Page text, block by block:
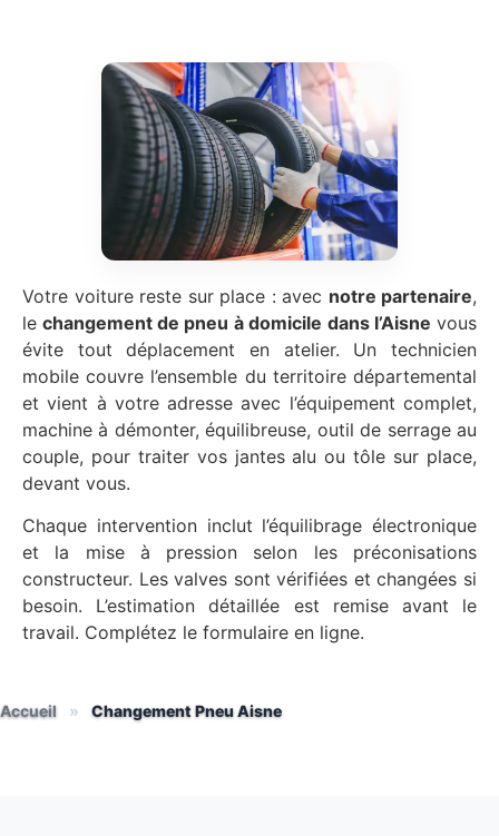
Votre voiture reste sur place : avec notre partenaire,
lechangement de pneu à domicile dans l’Aisne vous
évite tout déplacement en atelier. Un technicien
mobile couvre l’ensemble du territoire départemental
et vient à votre adresse avec l’équipement complet,
machine à démonter, équilibreuse, outil de serrage au
couple, pour traiter vos jantes alu ou tôle sur place,
devant vous.
Chaque intervention inclut l’équilibrage électronique
et la mise à pression selon les préconisations
constructeur. Les valves sont vérifiées et changées si
besoin. L’estimation détaillée est remise avant le
travail. Complétez le formulaire en ligne.
Accueil » Changement Pneu Aisne